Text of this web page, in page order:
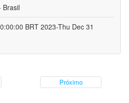
Brasil
BRT 2023-Thu Dec 31
Próximo